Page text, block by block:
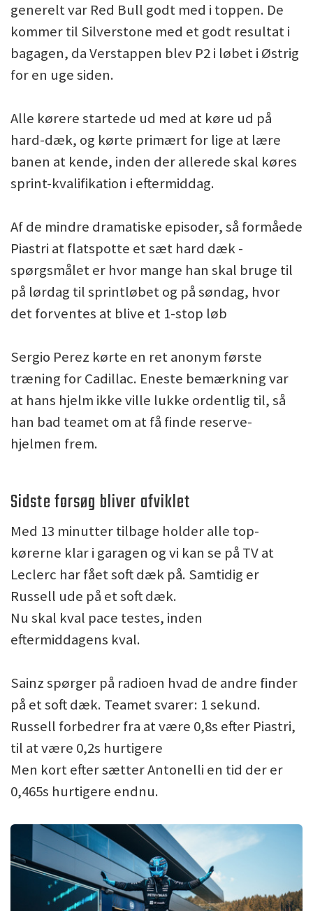
generelt var Red Bull godt med i toppen. De
kommer til Silverstone med et godt resultat i
bagagen, da Verstappen blev P2 i løbet i Østrig
for en uge siden.
Alle kørere startede ud med at køre ud på
hard-dæk, og kørte primært for lige at lære
banen at kende, inden der allerede skal køres
sprint-kvalifikation i eftermiddag.
Af de mindre dramatiske episoder, så formåede
Piastri at flatspotte et sæt hard dæk -
spørgsmålet er hvor mange han skal bruge til
på lørdag til sprintløbet og på søndag, hvor
det forventes at blive et 1-stop løb
Sergio Perez kørte en ret anonym første
træning for Cadillac. Eneste bemærkning var
at hans hjelm ikke ville lukke ordentlig til, så
han bad teamet om at få finde reserve-
hjelmen frem.
Sidste forsøg bliver afviklet
Med 13 minutter tilbage holder alle top-
kørerne klar i garagen og vi kan se på TV at
Leclerc har fået soft dæk på. Samtidig er
Russell ude på et soft dæk.
Nu skal kval pace testes, inden
eftermiddagens kval.
Sainz spørger på radioen hvad de andre finder
på et soft dæk. Teamet svarer: 1 sekund.
Russell forbedrer fra at være 0,8s efter Piastri,
til at være 0,2s hurtigere
Men kort efter sætter Antonelli en tid der er
0,465s hurtigere endnu.